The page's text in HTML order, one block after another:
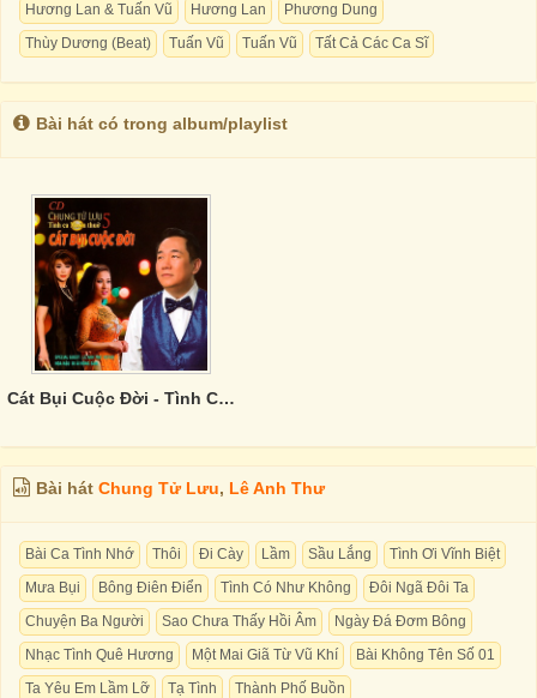
Hương Lan & Tuấn Vũ
Hương Lan
Phương Dung
Thùy Dương (Beat)
Tuấn Vũ Tuấn Vũ Tất Cả Các Ca Sĩ
Bài hát có trong album/playlist
Cát Bụi Cuộc Đời - Tình Ca Muôn Thuở 5
Bài hát Chung Tử Lưu, Lê Anh Thư
Bài Ca Tình Nhớ Thôi Đi Cày Lầm Sầu Lắng
Tình Ơi Vĩnh Biệt
Mưa Bụi
Bông Điên Điển Tình Có Như Không
Đôi Ngã Đôi Ta
Chuyện Ba Người
Sao Chưa Thấy Hồi Âm
Ngày Đá Đơm Bông
Nhạc Tình Quê Hương
Một Mai Giã Từ Vũ Khí
Bài Không Tên Số 01
Ta Yêu Em Lầm Lỡ
Tạ Tình
Thành Phố Buồn